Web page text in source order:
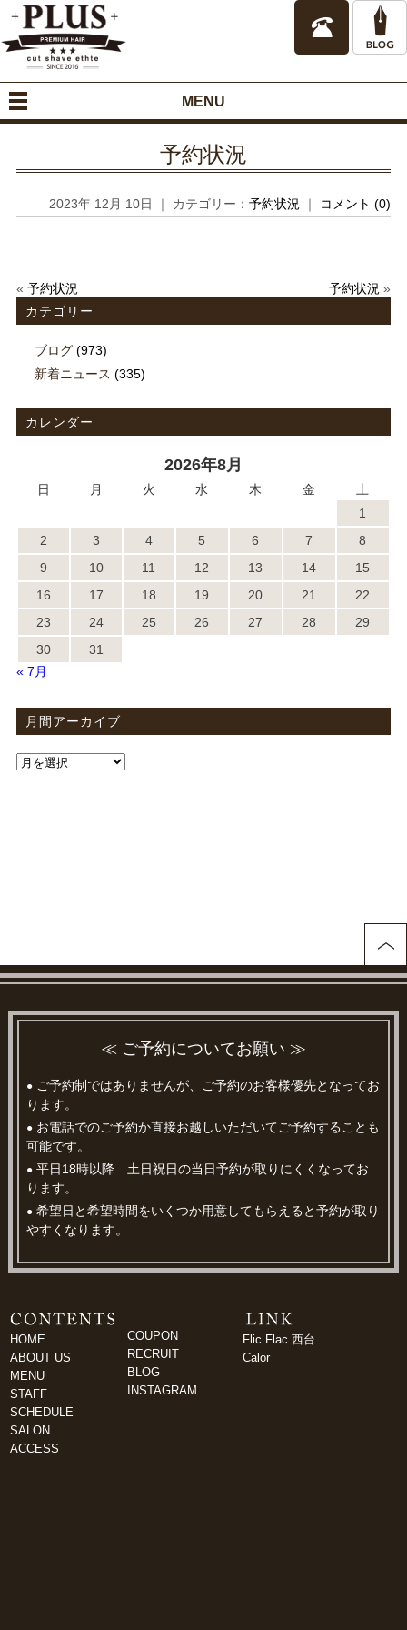
MENU
予約状況
2023年 12月 10日 ｜ カテゴリー：予約状況 ｜ コメント (0)
« 予約状況 予約状況 »
カテゴリー
ブログ(973)
新着ニュース (335)
カレンダー
2026年8月
日 月 火 水 木 金
土
1
2
3 4 5 6 7
8
9
10 11 12 13 14
15
16
17 18 19 20 21
22
23
24 25 26 27 28
29
30
31
« 7月
月間アーカイブ
≪ ご予約についてお願い ≫
● ご予約制ではありませんが、ご予約のお客様優先となってお
ります。
● お電話でのご予約か直接お越しいただいてご予約することも
可能です。
● 平日18時以降 土日祝日の当日予約が取りにくくなってお
ります。
● 希望日と希望時間をいくつか用意してもらえると予約が取り
やすくなります。
HOME
ABOUT US
MENU
STAFF
SCHEDULE
SALON
ACCESS
COUPON
RECRUIT
BLOG
INSTAGRAM
Flic Flac 西台
Calor